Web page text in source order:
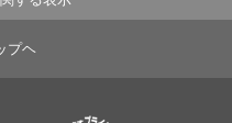
プヘ